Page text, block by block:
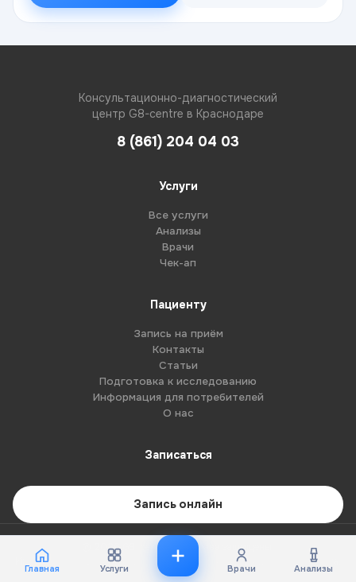
Консультационно-диагностический
центр G8-centre в Краснодаре
8 (861) 204 04 03
Услуги
Все услуги
Анализы
Врачи
Чек-ап
Пациенту
Запись на приём
Контакты
Статьи
Подготовка к исследованию
Информация для потребителей
О нас
Записаться
Запись онлайн
© 2026 G8-centre. Все права защищены.
Имеются противопоказания. Необходима консультация специалиста.
Главная Услуги Врачи Анализы